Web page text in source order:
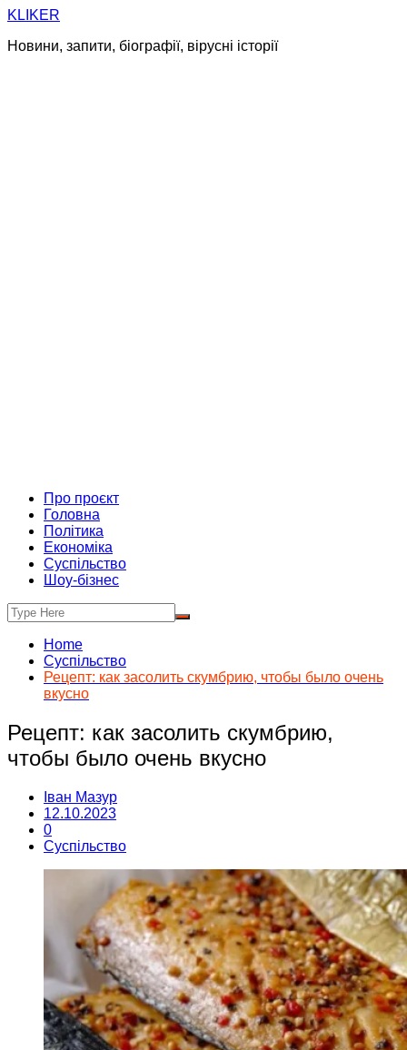
Skip
content
KLIKER
Новини, запити, біографії, вірусні історії
Про проєкт
Головна
Політика
Економіка
Суспільство
Шоу-бізнес
Home
Суспільство
Рецепт: как засолить скумбрию, чтобы было очень
вкусно
Рецепт: как засолить скумбрию,
чтобы было очень вкусно
Іван Мазур
12.10.2023
0
Суспільство